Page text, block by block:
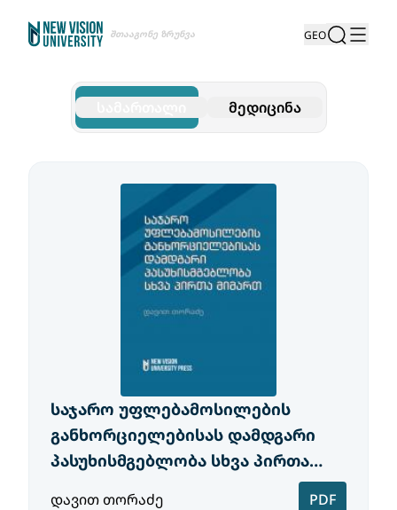
Შთააგონე Ზრუნვა GEO
მედიცინა
საჯარო უფლებამოსილების
განხორციელებისას დამდგარი
პასუხისმგებლობა სხვა პირთა
დავით თორაძე PDF